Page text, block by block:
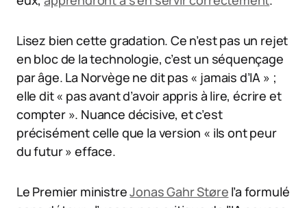
Lisez bien cette gradation. Ce n’est pas un rejet
en bloc de la technologie, c’est un séquençage
par âge. La Norvège ne dit pas « jamais d’IA » ;
elle dit « pas avant d’avoir appris à lire, écrire et
compter ». Nuance décisive, et c’est
précisément celle que la version « ils ont peur
du futur » efface.
Le Premier ministreJonas Gahr Støre l’a formulé